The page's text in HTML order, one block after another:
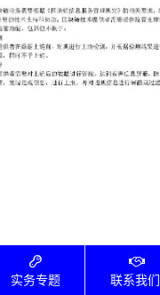
实务专题 联系我们